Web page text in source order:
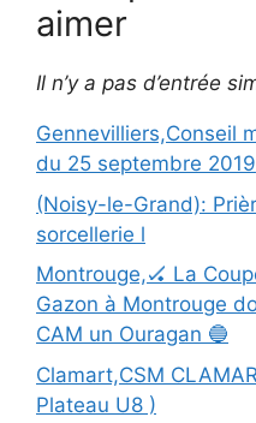
aimer
Il n’y a pas d’entrée
Gennevilliers,Conseil
du 25 septembre 2019
(Noisy-le-Grand):
sorcellerie l
Montrouge,🏑 La
Gazon à Montrouge
CAM un Ouragan 🔵
Clamart,CSM
Plateau U8 )